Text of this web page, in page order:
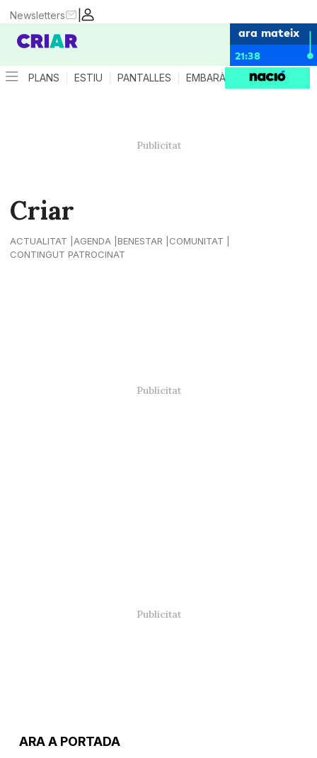
|
Newsletters
ara mateix
21:38
PLANS ESTIU PANTALLES EMBARÀS CRIANÇA
Criar
ACTUALITAT AGENDA BENESTAR
COMUNITAT
CONTINGUT PATROCINAT
ARA A PORTADA